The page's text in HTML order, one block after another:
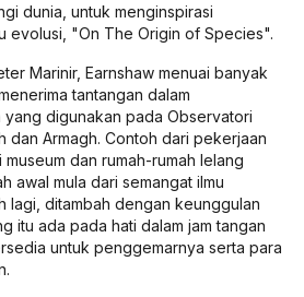
dunia, untuk menginspirasi
evolusi, "On The Origin of Species".
Marinir, Earnshaw menuai banyak
tantangan dalam
yang digunakan pada Observatori
dan Armagh. Contoh dari pekerjaan
dan rumah-rumah lelang
awal mula dari semangat ilmu
lagi, ditambah dengan keunggulan
itu ada pada hati dalam jam tangan
untuk penggemarnya serta para